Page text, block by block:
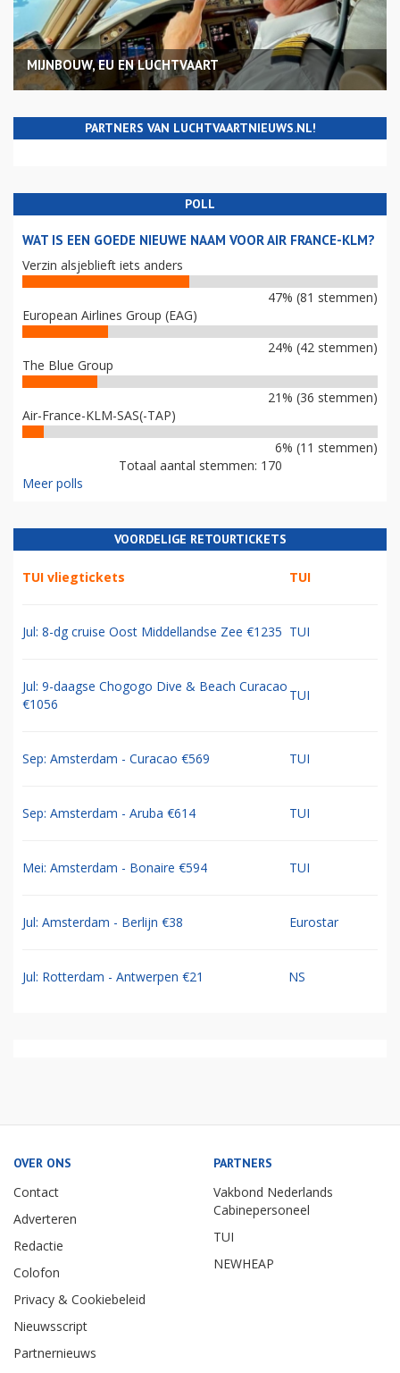
MIJNBOUW, EU EN LUCHTVAART
PARTNERS VAN LUCHTVAARTNIEUWS.NL!
POLL
WAT IS EEN GOEDE NIEUWE NAAM VOOR AIR FRANCE-KLM?
Verzin alsjeblieft iets anders
47% (81 stemmen)
European Airlines Group (EAG)
24% (42 stemmen)
The Blue Group
21% (36 stemmen)
Air-France-KLM-SAS(-TAP)
6% (11 stemmen)
Totaal aantal stemmen: 170
Meer polls
VOORDELIGE RETOURTICKETS
TUI vliegtickets TUI
Jul: 8-dg cruise Oost Middellandse Zee €1235 TUI
Jul: 9-daagse Chogogo Dive & Beach Curacao
€1056
TUI
Sep: Amsterdam - Curacao €569 TUI
Sep: Amsterdam - Aruba €614 TUI
Mei: Amsterdam - Bonaire €594 TUI
Jul: Amsterdam - Berlijn €38 Eurostar
Jul: Rotterdam - Antwerpen €21 NS
OVER ONS
Contact
Adverteren
Redactie
Colofon
Privacy & Cookiebeleid
Nieuwsscript
Partnernieuws
PARTNERS
Vakbond Nederlands
Cabinepersoneel
TUI
NEWHEAP